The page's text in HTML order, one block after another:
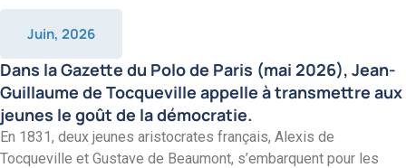
Juin, 2026
Dans la Gazette du Polo de Paris (mai 2026), Jean-
Guillaume de Tocqueville appelle à transmettre aux
jeunes le goût de la démocratie.
En 1831, deux jeunes aristocrates français, Alexis de
Tocqueville et Gustave de Beaumont, s’embarquent pour les